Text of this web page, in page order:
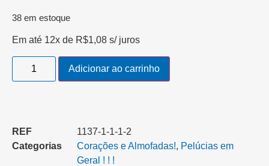
38 em estoque
Em até 12x de R$1,08 s/ juros
Adicionar ao carrinho
REF
1137-1-1-1-2
Categorias
Corações e Almofadas!, Pelúcias em
Geral ! ! !